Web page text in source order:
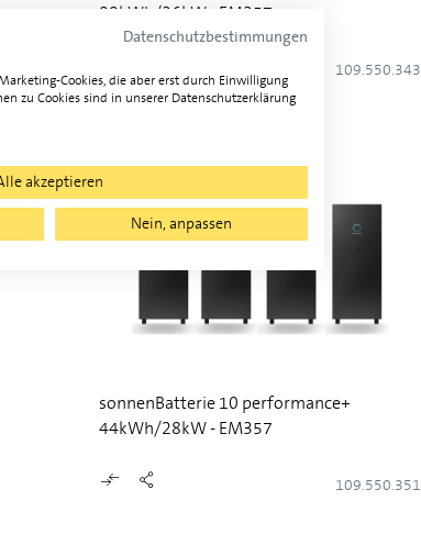
99kWh/36kW - EM357
109.550.343
sonnenBatterie 10 performance+
44kWh/28kW - EM357
109.550.351
Datenschutzbestimmungen
Cookies, die aber erst durch Einwilligung
zu Cookies sind in unserer Datenschutzerklärung
akzeptieren
Nein, anpassen